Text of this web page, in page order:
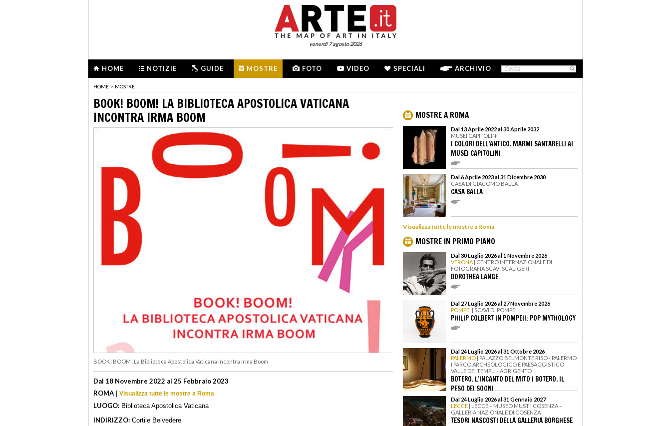
venerdì 7 agosto 2026
HOME NOTIZIE GUIDE MOSTRE FOTO VIDEO SPECIALI ARCHIVIO
HOME > MOSTRE
BOOK! BOOM! LA BIBLIOTECA APOSTOLICA VATICANA
INCONTRA IRMA BOOM
BOOK! BOOM! La Biblioteca Apostolica Vaticana incontra Irma Boom
Dal 18 Novembre 2022 al 25 Febbraio 2023
ROMA | Visualizza tutte le mostre a Roma
LUOGO: Biblioteca Apostolica Vaticana
INDIRIZZO: Cortile Belvedere
MOSTRE A ROMA
Dal 13 Aprile 2022 al 30 Aprile 2032
MUSEI CAPITOLINI
I COLORI DELL’ANTICO. MARMI SANTARELLI AI
MUSEI CAPITOLINI
Dal 6 Aprile 2023 al 31 Dicembre 2030
CASA DI GIACOMO BALLA
CASA BALLA
Visualizza tutte le mostre a Roma
MOSTRE IN PRIMO PIANO
Dal 30 Luglio 2026 al 1 Novembre 2026
VERONA | CENTRO INTERNAZIONALE DI
FOTOGRAFIA SCAVI SCALIGERI
DOROTHEA LANGE
Dal 27 Luglio 2026 al 27 Novembre 2026
POMPEI | SCAVI DI POMPEI
PHILIP COLBERT IN POMPEII: POP MYTHOLOGY
Dal 24 Luglio 2026 al 31 Ottobre 2026
PALERMO | PALAZZO BELMONTE RISO - PALERMO
I PARCO ARCHEOLOGICO E PAESAGGISTICO
VALLE DEI TEMPLI - AGRIGENTO
BOTERO. L’INCANTO DEL MITO I BOTERO. IL
PESO DEI SOGNI
Dal 24 Luglio 2026 al 31 Gennaio 2027
LECCE | LECCE – MUSEO MUST I COSENZA –
GALLERIA NAZIONALE DI COSENZA
TESORI NASCOSTI DELLA GALLERIA BORGHESE